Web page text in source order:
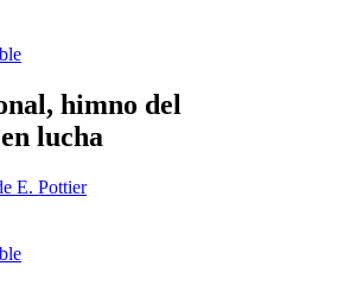
himno del
lucha
E. Pottier